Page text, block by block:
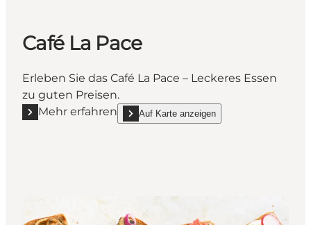
Café La Pace
Erleben Sie das Café La Pace – Leckeres Essen
zu guten Preisen.
Mehr erfahren
Mehr erfahren "Café La Pace"
Auf Karte anzeigen
show Café La Pace on_map